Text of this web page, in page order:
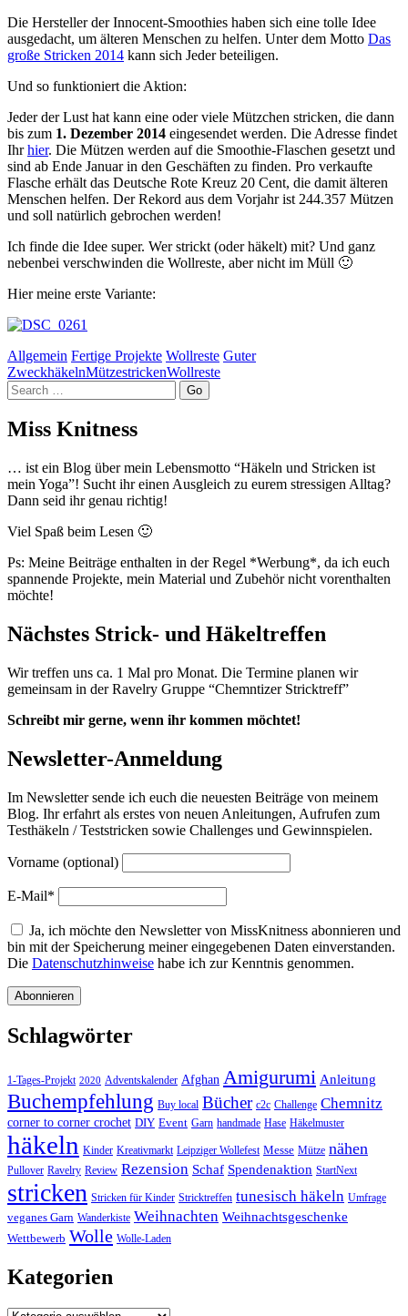
Die Hersteller der Innocent-Smoothies haben sich eine tolle Idee
ausgedacht, um älteren Menschen zu helfen. Unter dem Motto Das
große Stricken 2014 kann sich Jeder beteiligen.
Und so funktioniert die Aktion:
Jeder der Lust hat kann eine oder viele Mützchen stricken, die dann
bis zum 1. Dezember 2014 eingesendet werden. Die Adresse findet
Ihrhier. Die Mützen werden auf die Smoothie-Flaschen gesetzt und
sind ab Ende Januar in den Geschäften zu finden. Pro verkaufte
Flasche erhält das Deutsche Rote Kreuz 20 Cent, die damit älteren
Menschen helfen. Der Rekord aus dem Vorjahr ist 244.357 Mützen
und soll natürlich gebrochen werden!
Ich finde die Idee super. Wer strickt (oder häkelt) mit? Und ganz
nebenbei verschwinden die Wollreste, aber nicht im Müll 🙂
Hier meine erste Variante:
Allgemein Fertige Projekte Wollreste Guter
ZweckhäkelnMützestrickenWollreste
Search
Miss Knitness
… ist ein Blog über mein Lebensmotto “Häkeln und Stricken ist
mein Yoga”! Sucht ihr einen Ausgleich zu eurem stressigen Alltag?
Dann seid ihr genau richtig!
Viel Spaß beim Lesen 🙂
Ps: Meine Beiträge enthalten in der Regel *Werbung*, da ich euch
spannende Projekte, mein Material und Zubehör nicht vorenthalten
möchte!
Nächstes Strick- und Häkeltreffen
Wir treffen uns ca. 1 Mal pro Monat. Die Termine planen wir
gemeinsam in der Ravelry Gruppe “Chemntizer Stricktreff”
Schreibt mir gerne, wenn ihr kommen möchtet!
Newsletter-Anmeldung
Im Newsletter sende ich euch die neuesten Beiträge von meinem
Blog. Ihr erfahrt als erstes von neuen Anleitungen, Aufrufen zum
Testhäkeln / Teststricken sowie Challenges und Gewinnspielen.
Vorname (optional)
E-Mail*
Ja, ich möchte den Newsletter von MissKnitness abonnieren und
bin mit der Speicherung meiner eingegebenen Daten einverstanden.
Die Datenschutzhinweise habe ich zur Kenntnis genommen.
Schlagwörter
1-Tages-Projekt 2020 Adventskalender Afghan Amigurumi Anleitung
Buchempfehlung Buy local Bücher c2c Challenge Chemnitz
corner to corner crochet DIY Event Garn handmade Hase Häkelmuster
häkeln Kinder Kreativmarkt Leipziger Wollefest Messe Mütze nähen
Pullover Ravelry Review Rezension Schaf Spendenaktion StartNext
stricken Stricken für Kinder Stricktreffen tunesisch häkeln Umfrage
veganes Garn Wanderkiste Weihnachten Weihnachtsgeschenke
Wettbewerb Wolle Wolle-Laden
Kategorien